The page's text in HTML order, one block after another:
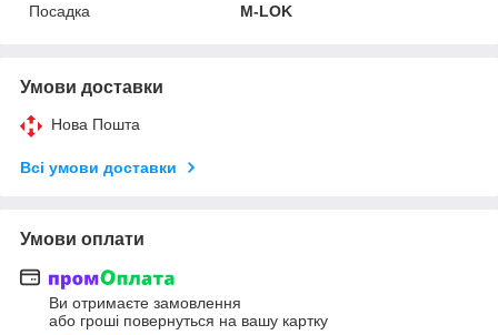
Посадка
M-LOK
Умови доставки
Нова Пошта
Всі умови доставки
Умови оплати
Ви отримаєте замовлення
або гроші повернуться на вашу картку